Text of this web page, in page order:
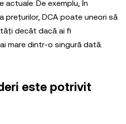
De exemplu, în
prețurilor, DCA poate uneori să
decât dacă ai fi
mare dintr-o singură dată.
este potrivit